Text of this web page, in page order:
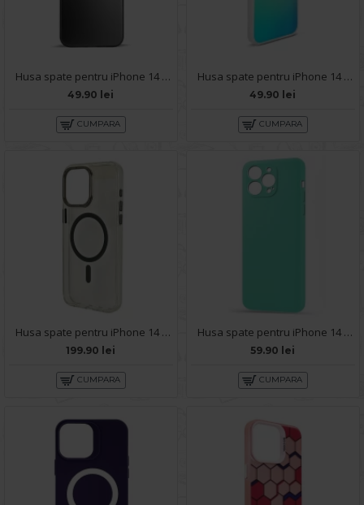
Husa spate pentru iPhone 14 Pro Max- Glace case Negru
49.90 lei
CUMPARA
Husa spate pentru iPhone 14 Pro Max - IGLOO Case Multicolor
49.90 lei
CUMPARA
Husa spate pentru iPhone 14 Pro Max Berlia Magsafe Series - Transparent
199.90 lei
CUMPARA
Husa spate pentru iPhone 14 Pro Max - Silicon Line Turcoaz
59.90 lei
CUMPARA